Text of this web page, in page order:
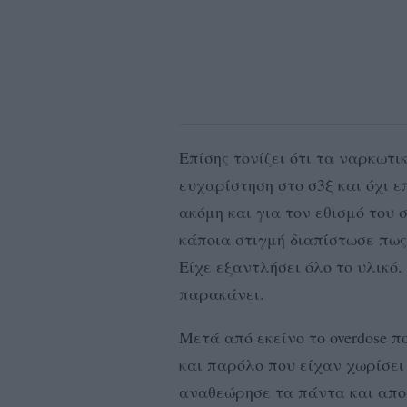
Eπίσης τονίζει ότι τα
ευχαρίστηση στο σ3ξ και όχι
ακόμη και για τον εθισμό
κάποια στιγμή διαπίστωσε
Είχε εξαντλήσει όλο το
παρακάνει.
Μετά από εκείνο το overdose
και παρόλο που είχαν
αναθεώρησε τα πάντα και